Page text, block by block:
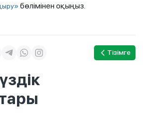
бөлімінен оқыңыз.
Тізімге